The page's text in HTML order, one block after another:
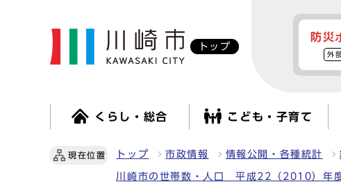
トップ
防災
外
くらし・総合 こども・子育て
現在位置 トップ 市政情報 情報公開・各種統計
川崎市の世帯数・人口 平成22（2010）年